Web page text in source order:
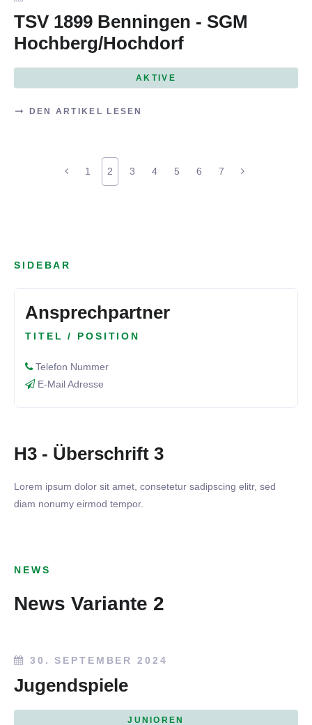
TSV 1899 Benningen - SGM
Hochberg/Hochdorf
AKTIVE
DEN ARTIKEL LESEN
1 2 3 4 5 6 7
SIDEBAR
Ansprechpartner
TITEL / POSITION
Telefon Nummer
E-Mail Adresse
H3 - Überschrift 3
Lorem ipsum dolor sit amet, consetetur sadipscing elitr, sed
diam nonumy eirmod tempor.
NEWS
News Variante 2
30. SEPTEMBER 2024
Jugendspiele
JUNIOREN